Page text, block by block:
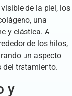
de la piel, los
una
y elástica. A
de los hilos,
un aspecto
del tratamiento.
y